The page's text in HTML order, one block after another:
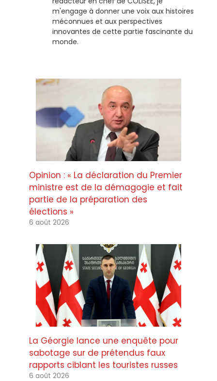
m'engage à donner une voix aux histoires
méconnues et aux perspectives
innovantes de cette partie fascinante du
monde.
Opinion : « La déclaration du Premier
ministre est de la démagogie et fait
partie de la préparation des
élections »
6 août 2026
La Géorgie lance une enquête pour
sabotage sur de prétendus faux
rapports ciblant les touristes russes
6 août 2026